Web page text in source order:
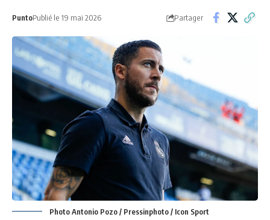
PuntoPublié le 19 mai 2026 Partager
Photo Antonio Pozo / Pressinphoto / Icon Sport